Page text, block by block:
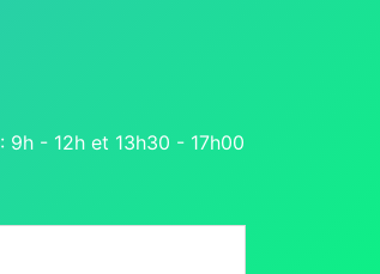
: 9h - 12h et 13h30 - 17h00